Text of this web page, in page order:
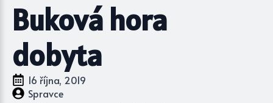
Buková hora
dobyta
16 října, 2019
Spravce